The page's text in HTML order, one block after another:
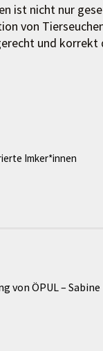
ist nicht nur
von
und
Imker*innen
von ÖPUL – Sabine